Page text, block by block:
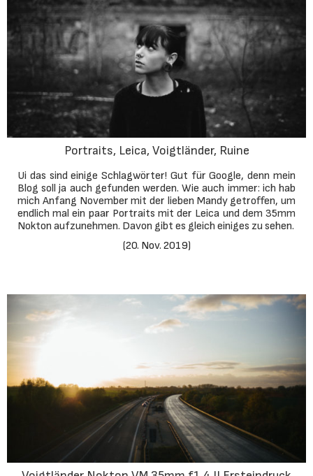
Portraits, Leica, Voigtländer, Ruine
Ui das sind einige Schlagwörter! Gut für Google, denn mein
Blog soll ja auch gefunden werden. Wie auch immer: ich hab
mich Anfang November mit der lieben Mandy getroffen, um
endlich mal ein paar Portraits mit der Leica und dem 35mm
Nokton aufzunehmen. Davon gibt es gleich einiges zu sehen.
(20. Nov. 2019)